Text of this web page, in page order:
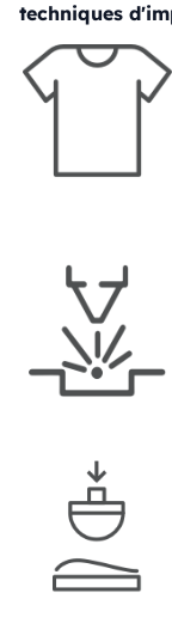
techniques